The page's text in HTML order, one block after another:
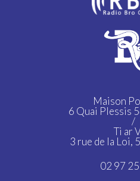
Maison
6 Quai Plessis
/
Ti ar
3 rue de la Loi,
02 97